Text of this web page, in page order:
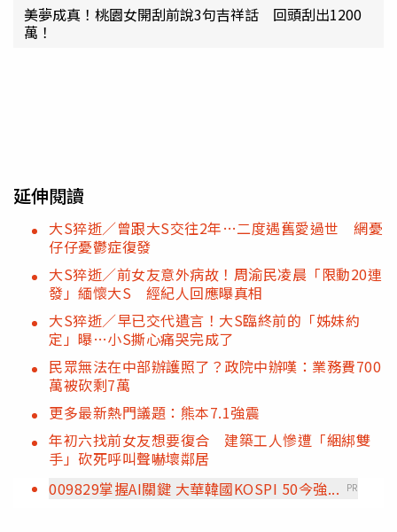
美夢成真！桃園女開刮前說3句吉祥話 回頭刮出1200
萬！
延伸閱讀
大S猝逝／曾跟大S交往2年…二度遇舊愛過世 網憂
仔仔憂鬱症復發
大S猝逝／前女友意外病故！周渝民凌晨「限動20連
發」緬懷大S 經紀人回應曝真相
大S猝逝／早已交代遺言！大S臨終前的「姊妹約
定」曝…小S撕心痛哭完成了
民眾無法在中部辦護照了？政院中辦嘆：業務費700
萬被砍剩7萬
更多最新熱門議題：熊本7.1強震
年初六找前女友想要復合 建築工人慘遭「綑綁雙
手」砍死呼叫聲嚇壞鄰居
009829掌握AI關鍵 大華韓國KOSPI 50今強...
PR